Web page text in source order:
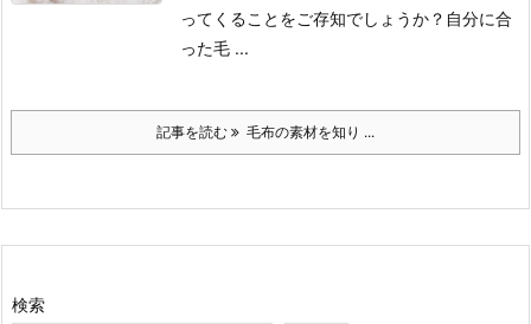
ってくることをご存知でしょうか？ 自分に合
った毛 ...
記事を読む 毛布の素材を知り ...
検索